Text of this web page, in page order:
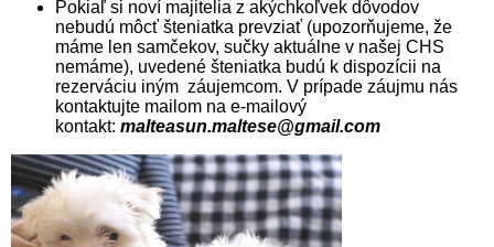
Pokiaľ si noví majitelia z akýchkoľvek dôvodov
nebudú môcť šteniatka prevziať (upozorňujeme, že
máme len samčekov, sučky aktuálne v našej CHS
nemáme), uvedené šteniatka budú k dispozícii na
rezerváciu iným záujemcom. V prípade záujmu nás
kontaktujte mailom na e-mailový
kontakt: malteasun.maltese@gmail.com